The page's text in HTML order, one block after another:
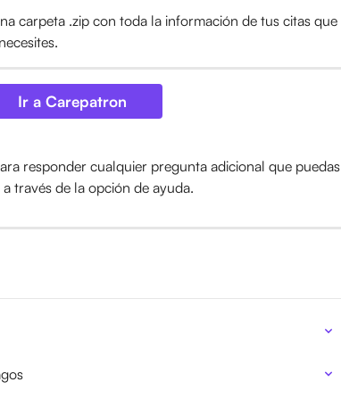
carpeta .zip con toda la información de tus citas que
Ir a Carepatron
responder cualquier pregunta adicional que puedas
través de la opción de ayuda.